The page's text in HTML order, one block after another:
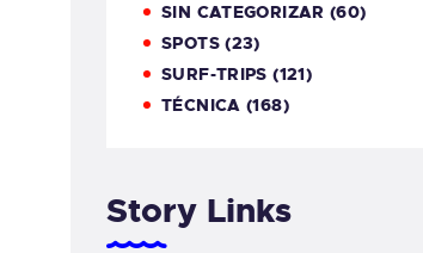
SIN CATEGORIZAR (60)
SPOTS(23)
SURF-TRIPS (121)
TÉCNICA (168)
Story Links